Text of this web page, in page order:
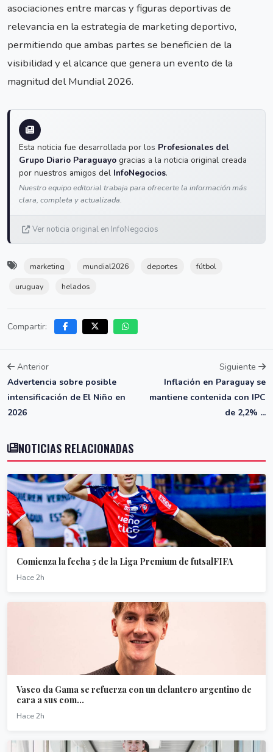
asociaciones entre marcas y figuras deportivas de
relevancia en la estrategia de marketing deportivo,
permitiendo que ambas partes se beneficien de la
visibilidad y el alcance que genera un evento de la
magnitud del Mundial 2026.
Esta noticia fue desarrollada por los Profesionales del
Grupo Diario Paraguayo gracias a la noticia original creada
por nuestros amigos del InfoNegocios.
Nuestro equipo editorial trabaja para ofrecerte la información más
clara, completa y actualizada.
Ver noticia original en InfoNegocios
marketing mundial2026 deportes
fútbol
uruguay
helados
Compartir:
Anterior
Advertencia sobre posible
intensificación de El Niño en
2026
Siguiente
Inflación en Paraguay se
mantiene contenida con IPC
de 2,2% ...
NOTICIAS RELACIONADAS
Comienza la fecha 5 de la Liga Premium de futsalFIFA
Hace 2h
Vasco da Gama se refuerza con un delantero argentino de
cara a sus com...
Hace 2h